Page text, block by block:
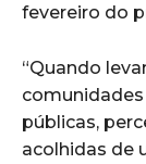
fevereiro do
“Quando
públicas,
acolhidas de